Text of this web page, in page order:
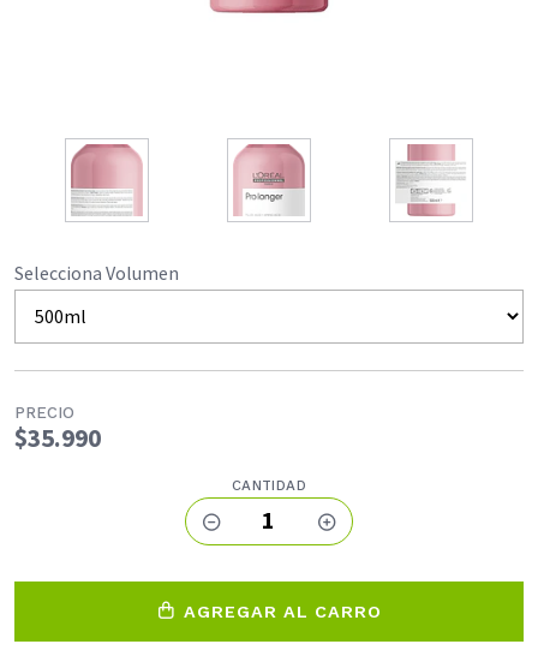
Selecciona Volumen
PRECIO
$35.990
CANTIDAD
1
AGREGAR AL CARRO